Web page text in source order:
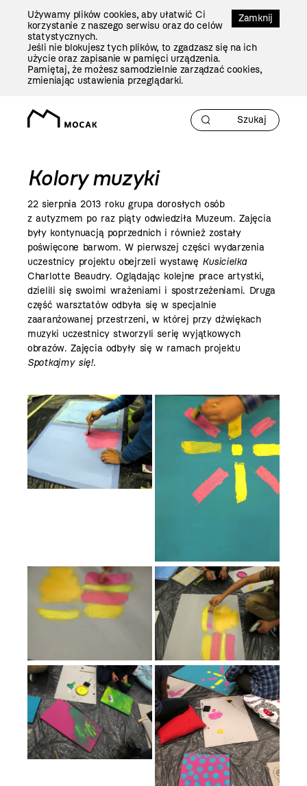
Zamknij
Używamy plików cookies, aby ułatwić Ci
korzystanie z naszego serwisu oraz do celów
statystycznych.
Jeśli nie blokujesz tych plików, to zgadzasz się na ich
użycie oraz zapisanie w pamięci urządzenia.
Pamiętaj, że możesz samodzielnie zarządzać cookies,
zmieniając ustawienia przeglądarki.
Kolory muzyki
22 sierpnia 2013 roku grupa dorosłych osób
z autyzmem po raz piąty odwiedziła Muzeum. Zajęcia
były kontynuacją poprzednich i również zostały
poświęcone barwom. W pierwszej części wydarzenia
uczestnicy projektu obejrzeli wystawę Kusicielka
Charlotte Beaudry. Oglądając kolejne prace artystki,
dzielili się swoimi wrażeniami i spostrzeżeniami. Druga
część warsztatów odbyła się w specjalnie
zaaranżowanej przestrzeni, w której przy dźwiękach
muzyki uczestnicy stworzyli serię wyjątkowych
obrazów. Zajęcia odbyły się w ramach projektu
Spotkajmy się!.